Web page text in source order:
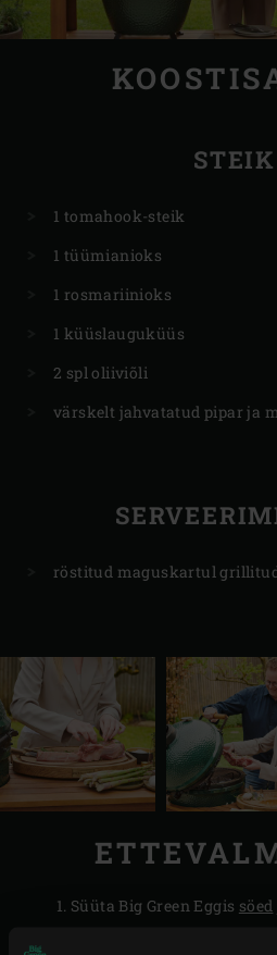
STEIK
1 tomahook-steik
1 tüümianioks
1 rosmariinioks
1 küüslauguküüs
2 spl oliiviõli
värskelt jahvatatud pipar ja
röstitud maguskartul
Süüta Big Green Eggis söed